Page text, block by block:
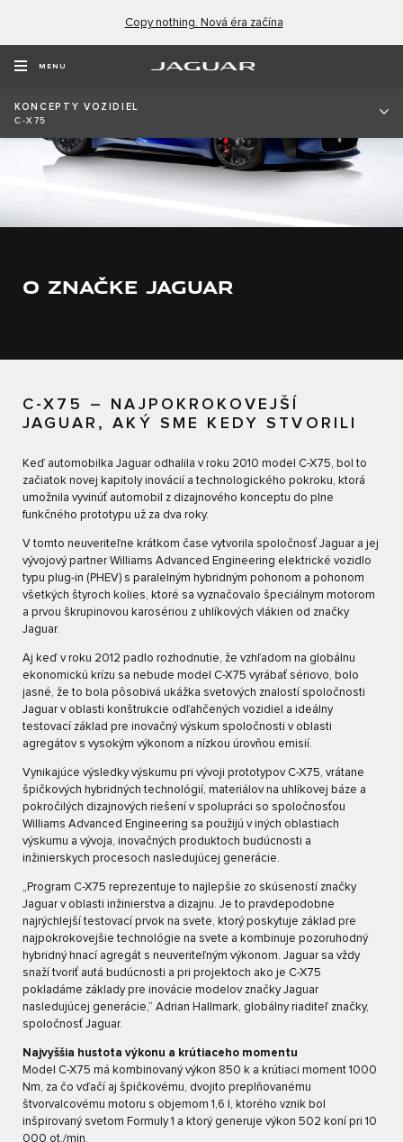
Copy nothing. Nová éra začína
MENU
KONCEPTY VOZIDIEL
C-X75
O ZNAČKE JAGUAR
C-X75 – NAJPOKROKOVEJŠÍ
JAGUAR, AKÝ SME KEDY STVORILI
Keď automobilka Jaguar odhalila v roku 2010 model C-X75, bol to
začiatok novej kapitoly inovácií a technologického pokroku, ktorá
umožnila vyvinúť automobil z dizajnového konceptu do plne
funkčného prototypu už za dva roky.
V tomto neuveriteľne krátkom čase vytvorila spoločnosť Jaguar a jej
vývojový partner Williams Advanced Engineering elektrické vozidlo
typu plug-in (PHEV) s paralelným hybridným pohonom a pohonom
všetkých štyroch kolies, ktoré sa vyznačovalo špeciálnym motorom
a prvou škrupinovou karosériou z uhlíkových vlákien od značky
Jaguar.
Aj keď v roku 2012 padlo rozhodnutie, že vzhľadom na globálnu
ekonomickú krízu sa nebude model C-X75 vyrábať sériovo, bolo
jasné, že to bola pôsobivá ukážka svetových znalostí spoločnosti
Jaguar v oblasti konštrukcie odľahčených vozidiel a ideálny
testovací základ pre inovačný výskum spoločnosti v oblasti
agregátov s vysokým výkonom a nízkou úrovňou emisií.
Vynikajúce výsledky výskumu pri vývoji prototypov C-X75, vrátane
špičkových hybridných technológií, materiálov na uhlíkovej báze a
pokročilých dizajnových riešení v spolupráci so spoločnosťou
Williams Advanced Engineering sa použijú v iných oblastiach
výskumu a vývoja, inovačných produktoch budúcnosti a
inžinierskych procesoch nasledujúcej generácie.
„Program C-X75 reprezentuje to najlepšie zo skúseností značky
Jaguar v oblasti inžinierstva a dizajnu. Je to pravdepodobne
najrýchlejší testovací prvok na svete, ktorý poskytuje základ pre
najpokrokovejšie technológie na svete a kombinuje pozoruhodný
hybridný hnací agregát s neuveriteľným výkonom. Jaguar sa vždy
snaží tvoriť autá budúcnosti a pri projektoch ako je C-X75
pokladáme základy pre inovácie modelov značky Jaguar
nasledujúcej generácie,“ Adrian Hallmark, globálny riaditeľ značky,
spoločnosť Jaguar.
Najvyššia hustota výkonu a krútiaceho momentu
Model C-X75 má kombinovaný výkon 850 k a krútiaci moment 1000
Nm, za čo vďačí aj špičkovému, dvojito preplňovanému
štvorvalcovému motoru s objemom 1,6 l, ktorého vznik bol
inšpirovaný svetom Formuly 1 a ktorý generuje výkon 502 koní pri 10
000 ot./min.